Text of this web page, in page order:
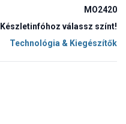
MO2420
Készletinfóhoz válassz színt!
Technológia & Kiegészítők